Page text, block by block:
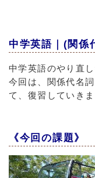
中学英語｜(関係
中学英語のやり直し
今回は、関係代名
て、復習していきま
《今回の課題》